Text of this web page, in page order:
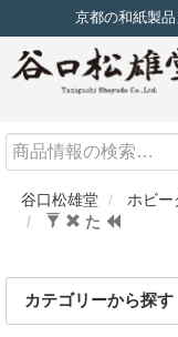
京都の和紙製
谷口松雄堂 ホビー
た
Search